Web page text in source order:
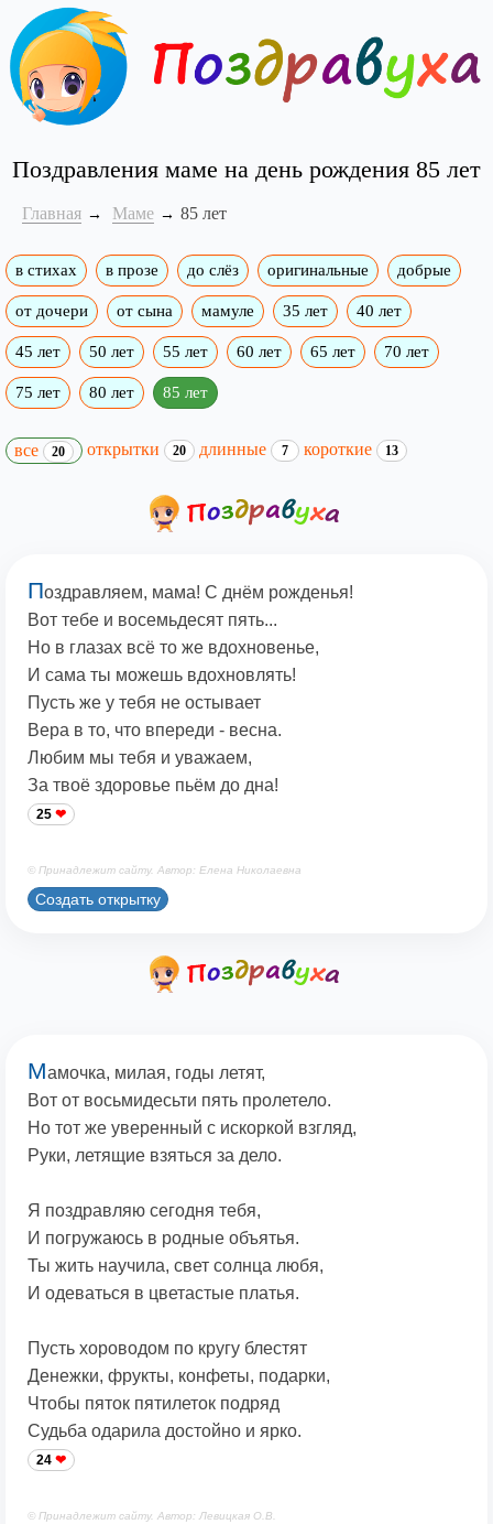
Поздравления маме на день рождения 85 лет
Главная Маме 85 лет
в стихах в прозе до слёз оригинальные добрые
от дочери от сына мамуле 35 лет 40 лет
45 лет 50 лет 55 лет 60 лет 65 лет 70 лет
75 лет 80 лет 85 лет
все 20 открытки 20 длинные 7 короткие 13
Поздравляем, мама! С днём рожденья!
Вот тебе и восемьдесят пять...
Но в глазах всё то же вдохновенье,
И сама ты можешь вдохновлять!
Пусть же у тебя не остывает
Вера в то, что впереди - весна.
Любим мы тебя и уважаем,
За твоё здоровье пьём до дна!
25
© Принадлежит сайту. Автор: Елена Николаевна
Создать открытку
Мамочка, милая, годы летят,
Вот от восьмидесьти пять пролетело.
Но тот же уверенный с искоркой взгляд,
Руки, летящие взяться за дело.
Я поздравляю сегодня тебя,
И погружаюсь в родные объятья.
Ты жить научила, свет солнца любя,
И одеваться в цветастые платья.
Пусть хороводом по кругу блестят
Денежки, фрукты, конфеты, подарки,
Чтобы пяток пятилеток подряд
Судьба одарила достойно и ярко.
24
© Принадлежит сайту. Автор: Левицкая О.В.